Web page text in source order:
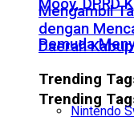
Mooy, DPRD
Pemuda
Trending
Mengambil
dengan
Daerah
Trending
Nintendo